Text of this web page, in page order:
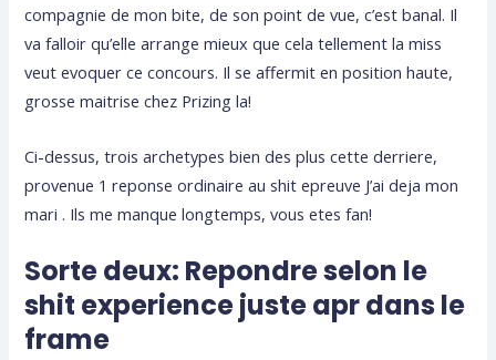
compagnie de mon bite, de son point de vue, c’est banal. Il
va falloir qu’elle arrange mieux que cela tellement la miss
veut evoquer ce concours. Il se affermit en position haute,
grosse maitrise chez Prizing la!
Ci-dessus, trois archetypes bien des plus cette derriere,
provenue 1 reponse ordinaire au shit epreuve J’ai deja mon
mari . Ils me manque longtemps, vous etes fan!
Sorte deux: Repondre selon le
shit experience juste apr dans le
frame